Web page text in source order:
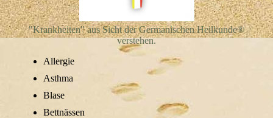
"Krankheiten" aus Sicht der Germanischen Heilkunde®
verstehen.
Allergie
Asthma
Blase
Bettnässen